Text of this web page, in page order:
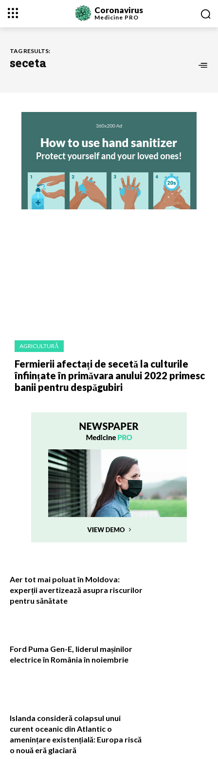
Coronavirus
Medicine PRO
TAG RESULTS:
seceta
AGRICULTURĂ
Fermierii afectați de secetă la culturile
înființate în primăvara anului 2022 primesc
banii pentru despăgubiri
Aer tot mai poluat în Moldova:
experții avertizează asupra riscurilor
pentru sănătate
Ford Puma Gen-E, liderul mașinilor
electrice în România în noiembrie
Islanda consideră colapsul unui
curent oceanic din Atlantic o
amenințare existențială: Europa riscă
o nouă eră glaciară